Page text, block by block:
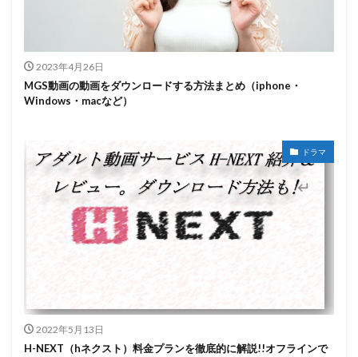
2023年4月26日
MGS動画の動画をダウンロードする方法まとめ（iphone・
Windows・macなど）
ドラマ
2022年5月13日
H-NEXT（hネクスト）料金プランを徹底的に解説!!オフラインで